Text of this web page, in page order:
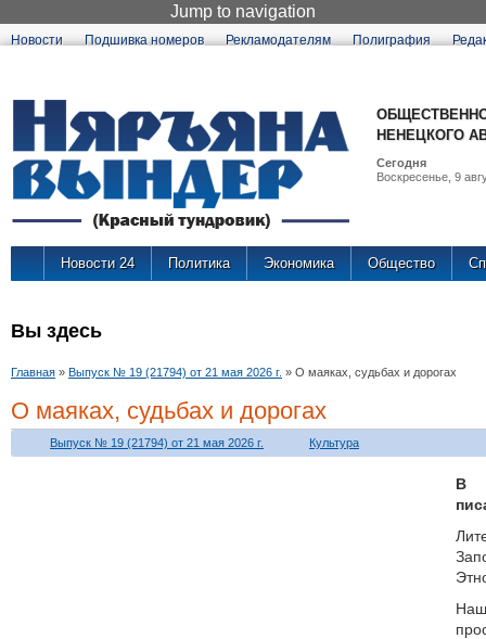
Jump to navigation
Новости Подшивка номеров Рекламодателям Полиграфия
НЕНЕЦКОГО
Сегодня
Воскресенье, 9
Новости 24 Политика Экономика Общество
Вы здесь
Главная » Выпуск № 19 (21794) от 21 мая 2026 г. » О маяках, судьбах и дорогах
О маяках, судьбах и дорогах
Выпуск № 19 (21794) от 21 мая 2026 г. Культура
В